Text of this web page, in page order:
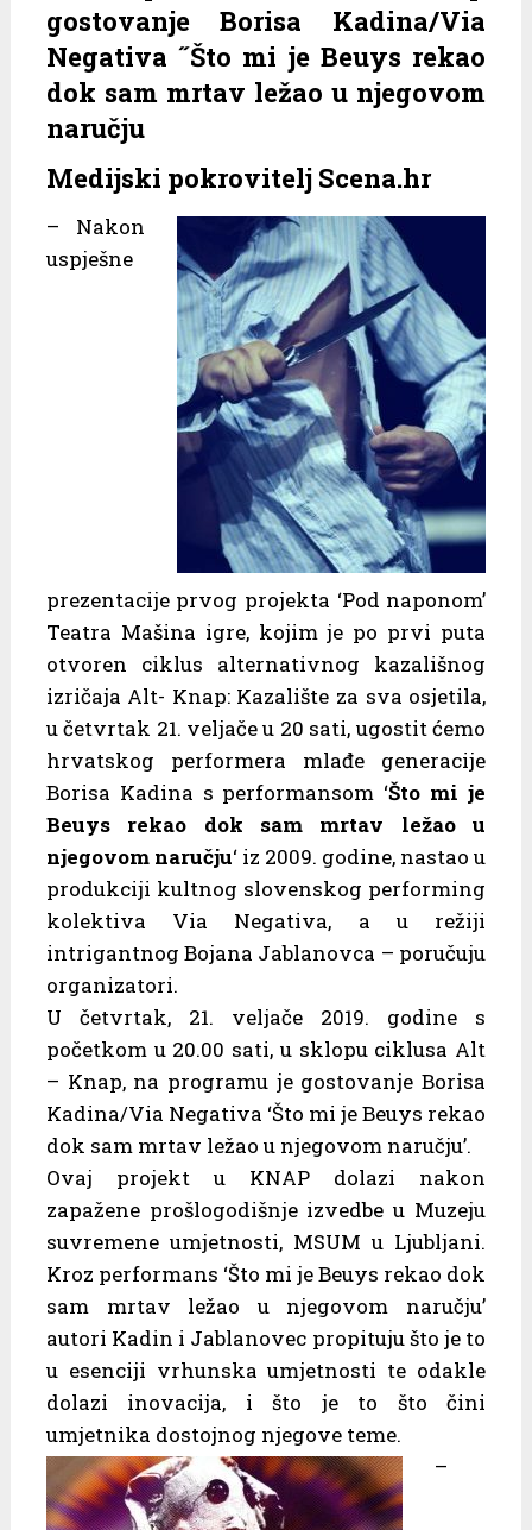
gostovanje Borisa Kadina/Via
Negativa ˝Što mi je Beuys rekao
dok sam mrtav ležao u njegovom
naručju
Medijski pokrovitelj Scena.hr
– Nakon
uspješne
prezentacije prvog projekta ‘Pod naponom’
Teatra Mašina igre, kojim je po prvi puta
otvoren ciklus alternativnog kazališnog
izričaja Alt- Knap: Kazalište za sva osjetila,
u četvrtak 21. veljače u 20 sati, ugostit ćemo
hrvatskog performera mlađe generacije
Borisa Kadina s performansom ‘Što mi je
Beuys rekao dok sam mrtav ležao u
njegovom naručju‘ iz 2009. godine, nastao u
produkciji kultnog slovenskog performing
kolektiva Via Negativa, a u režiji
intrigantnog Bojana Jablanovca – poručuju
organizatori.
U četvrtak, 21. veljače 2019. godine s
početkom u 20.00 sati, u sklopu ciklusa Alt
– Knap, na programu je gostovanje Borisa
Kadina/Via Negativa ‘Što mi je Beuys rekao
dok sam mrtav ležao u njegovom naručju’.
Ovaj projekt u KNAP dolazi nakon
zapažene prošlogodišnje izvedbe u Muzeju
suvremene umjetnosti, MSUM u Ljubljani.
Kroz performans ‘Što mi je Beuys rekao dok
sam mrtav ležao u njegovom naručju’
autori Kadin i Jablanovec propituju što je to
u esenciji vrhunska umjetnosti te odakle
dolazi inovacija, i što je to što čini
umjetnika dostojnog njegove teme.
–